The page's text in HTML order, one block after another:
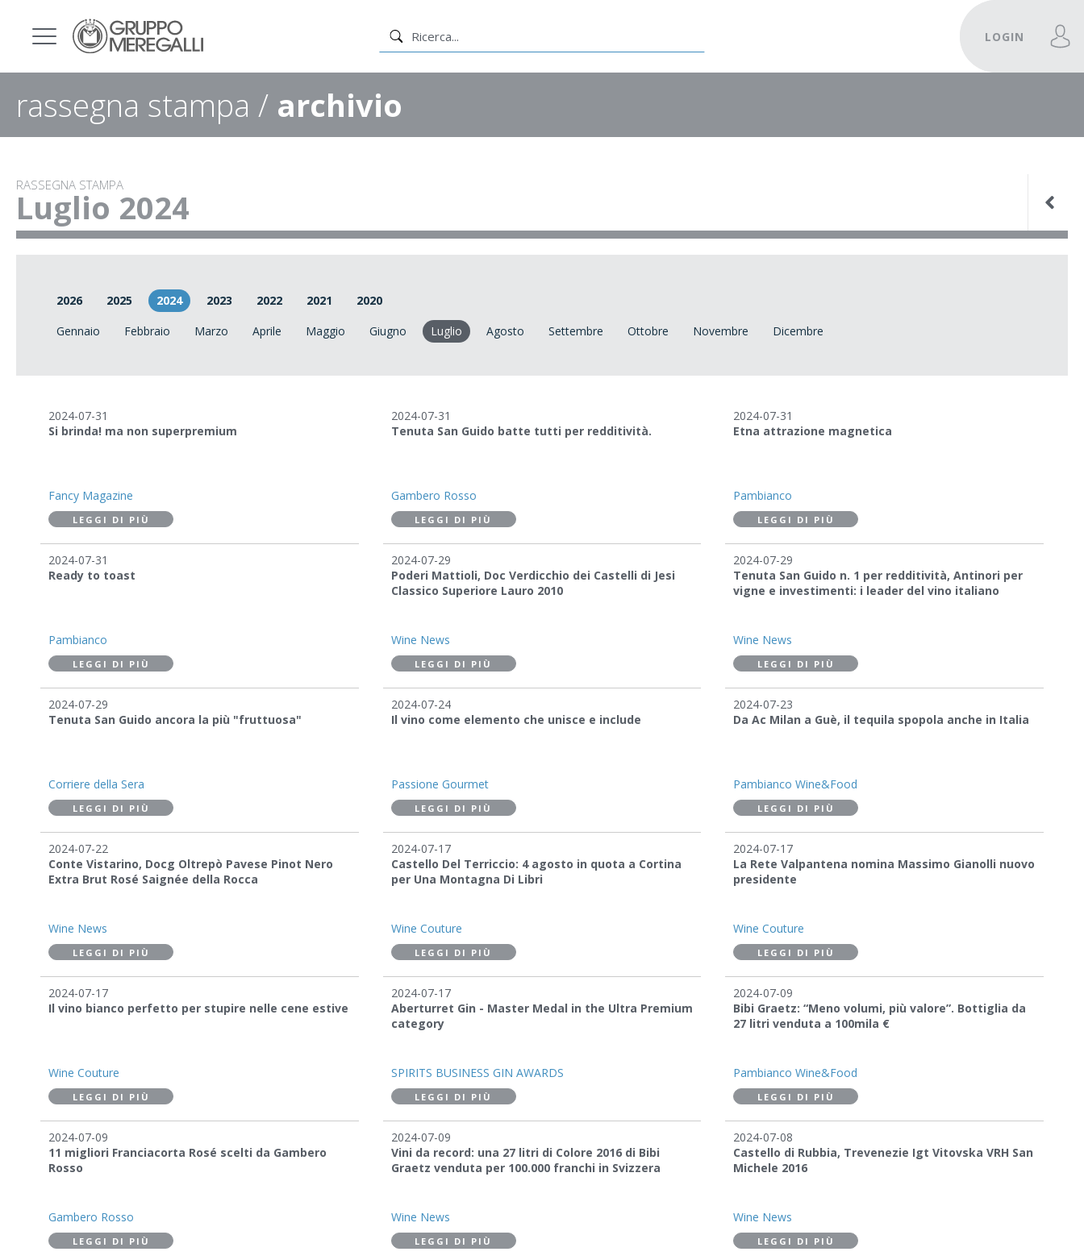
LOGIN
rassegna stampa / archivio
RASSEGNA STAMPA
Luglio 2024
2026 2025
2024
Gennaio
Febbraio Marzo Aprile Maggio Giugno Luglio Agosto Settembre Ottobre Novembre Dicembre
2023 2022 2021 2020
2024-07-31
Si brinda! ma non superpremium
Fancy Magazine
LEGGI DI PIÙ
2024-07-31
Tenuta San Guido batte tutti per redditività.
Gambero Rosso
LEGGI DI PIÙ
2024-07-31
Etna attrazione magnetica
Pambianco
LEGGI DI PIÙ
2024-07-31
Ready to toast
Pambianco
LEGGI DI PIÙ
2024-07-29
Poderi Mattioli, Doc Verdicchio dei Castelli di Jesi
Classico Superiore Lauro 2010
Wine News
LEGGI DI PIÙ
2024-07-29
Tenuta San Guido n. 1 per redditività, Antinori per
vigne e investimenti: i leader del vino italiano
Wine News
LEGGI DI PIÙ
2024-07-29
Tenuta San Guido ancora la più "fruttuosa"
Corriere della Sera
LEGGI DI PIÙ
2024-07-24
Il vino come elemento che unisce e include
Passione Gourmet
LEGGI DI PIÙ
2024-07-23
Da Ac Milan a Guè, il tequila spopola anche in Italia
Pambianco Wine&Food
LEGGI DI PIÙ
2024-07-22
Conte Vistarino, Docg Oltrepò Pavese Pinot Nero
Extra Brut Rosé Saignée della Rocca
Wine News
LEGGI DI PIÙ
2024-07-17
Castello Del Terriccio: 4 agosto in quota a Cortina
per Una Montagna Di Libri
Wine Couture
LEGGI DI PIÙ
2024-07-17
La Rete Valpantena nomina Massimo Gianolli nuovo
presidente
Wine Couture
LEGGI DI PIÙ
2024-07-17
Il vino bianco perfetto per stupire nelle cene estive
Wine Couture
LEGGI DI PIÙ
2024-07-17
Aberturret Gin - Master Medal in the Ultra Premium
category
SPIRITS BUSINESS GIN AWARDS
LEGGI DI PIÙ
2024-07-09
Bibi Graetz: “Meno volumi, più valore”. Bottiglia da
27 litri venduta a 100mila €
Pambianco Wine&Food
LEGGI DI PIÙ
2024-07-09
11 migliori Franciacorta Rosé scelti da Gambero
Rosso
Gambero Rosso
LEGGI DI PIÙ
2024-07-09
Vini da record: una 27 litri di Colore 2016 di Bibi
Graetz venduta per 100.000 franchi in Svizzera
Wine News
LEGGI DI PIÙ
2024-07-08
Castello di Rubbia, Trevenezie Igt Vitovska VRH San
Michele 2016
Wine News
LEGGI DI PIÙ